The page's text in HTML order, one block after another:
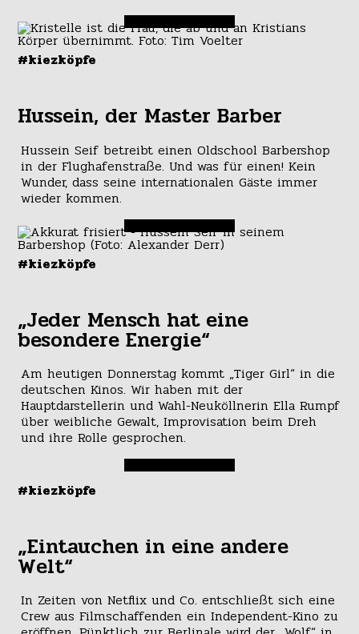
#kiezköpfe
Hussein, der Master Barber
Hussein Seif betreibt einen Oldschool Barbershop
in der Flughafenstraße. Und was für einen! Kein
Wunder, dass seine internationalen Gäste immer
wieder kommen.
#kiezköpfe
„Jeder Mensch hat eine
besondere Energie“
Am heutigen Donnerstag kommt „Tiger Girl“ in die
deutschen Kinos. Wir haben mit der
Hauptdarstellerin und Wahl-Neuköllnerin Ella Rumpf
über weibliche Gewalt, Improvisation beim Dreh
und ihre Rolle gesprochen.
#kiezköpfe
„Eintauchen in eine andere
Welt“
In Zeiten von Netflix und Co. entschließt sich eine
Crew aus Filmschaffenden ein Independent-Kino zu